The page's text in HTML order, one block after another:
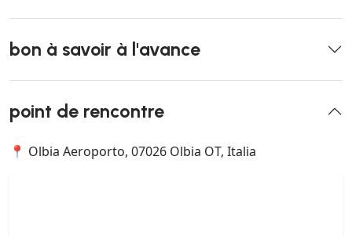
bon à savoir à l'avance
point de rencontre
📍 Olbia Aeroporto, 07026 Olbia OT, Italia